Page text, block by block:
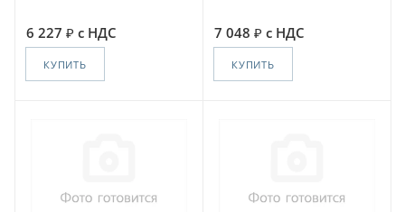
6 227 с НДС
КУПИТЬ
7 048 с НДС
КУПИТЬ